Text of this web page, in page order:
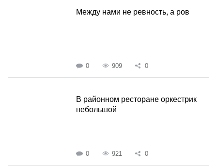
Между нами не ревность, а ров
0 909 0
В районном ресторане оркестрик
небольшой
0 921 0